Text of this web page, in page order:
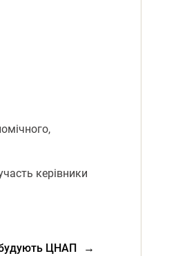
керівники
→
будують ЦНАП